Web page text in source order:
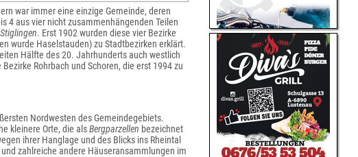
war immer eine einzige Gemeinde, deren
4 aus vier nicht zusammenhängenden Teilen
Stiglingen. Erst 1902 wurden diese vier Bezirke
wurde Haselstauden) zu Stadtbezirken erklärt.
Hälfte des 20. Jahrhunderts auch westlich
Rohrbach und Schoren, die erst 1994 zu
Nordwesten des Gemeindegebiets.
kleinere Orte, die alsBergparzellen bezeichnet
ihrer Hanglage und des Blicks ins Rheintal
zahlreiche andere Häuseransammlungen im